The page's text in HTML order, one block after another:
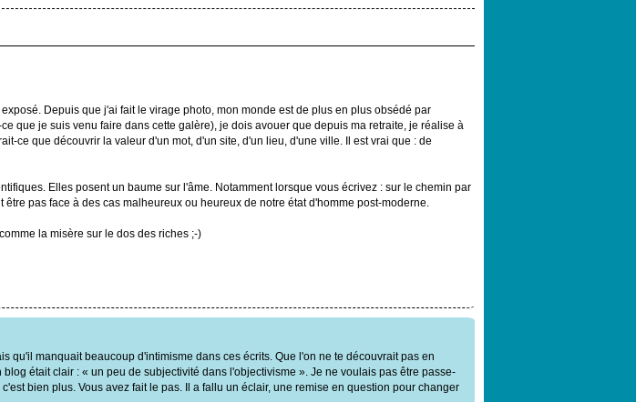
Depuis que j'ai fait le virage photo, mon monde est de plus en plus obsédé par
que je suis venu faire dans cette galère), je dois avouer que depuis ma retraite, je réalise à
ce que découvrir la valeur d'un mot, d'un site, d'un lieu, d'une ville. Il est vrai que : de
Elles posent un baume sur l'âme. Notamment lorsque vous écrivez : sur le chemin par
pas face à des cas malheureux ou heureux de notre état d'homme post-moderne.
la misère sur le dos des riches ;-)
qu'il manquait beaucoup d'intimisme dans ces écrits. Que l'on ne te découvrait pas en
était clair : « un peu de subjectivité dans l'objectivisme ». Je ne voulais pas être passe-
bien plus. Vous avez fait le pas. Il a fallu un éclair, une remise en question pour changer